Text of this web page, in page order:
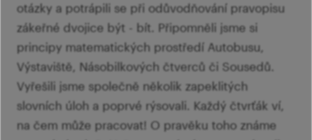
otázky a potrápili se při odůvodňování pravopisu
zákeřné dvojice být - bít. Připomněli jsme si
principy matematických prostředí Autobusu,
Výstaviště, Násobilkových čtverců či Sousedů.
Vyřešili jsme společně několik zapeklitých
slovních úloh a poprvé rýsovali. Každý čtvrťák ví,
na čem může pracovat! O pravěku toho známe